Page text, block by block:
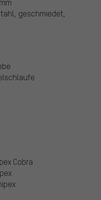
geschmiedet,
Cobra